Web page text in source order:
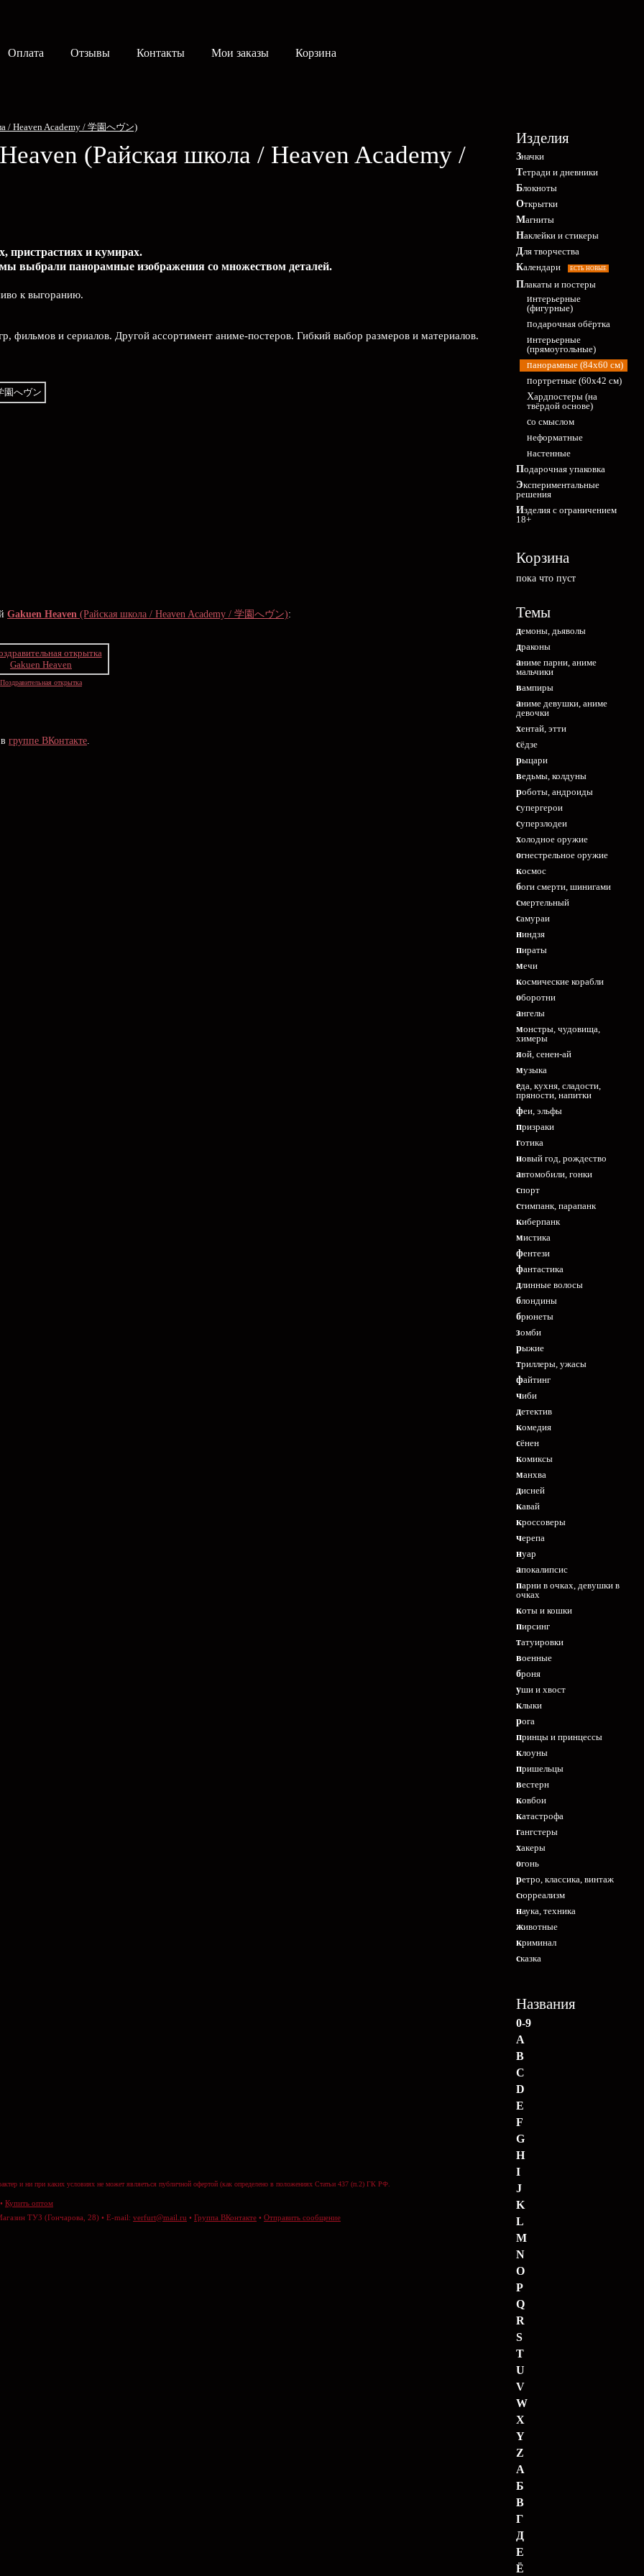
Оплата Отзывы Контакты Мои заказы Корзина
/ Heaven Academy / 学園へヴン)
(Райская школа / Heaven Academy /
пристрастиях и кумирах.
выбрали панорамные изображения со множеством деталей.
к выгоранию.
фильмов и сериалов. Другой ассортимент аниме-постеров. Гибкий выбор размеров и материалов.
Gakuen Heaven (Райская школа / Heaven Academy / 学園へヴン):
Поздравительная открытка
группе ВКонтакте.
Изделия
Значки
Тетради и дневники
Блокноты
Открытки
Магниты
Наклейки и стикеры
Для творчества
Календари
ЕСТЬ НОВЫЕ
Плакаты и постеры
интерьерные
(фигурные)
подарочная обёртка
интерьерные
(прямоугольные)
панорамные (84х60 см)
портретные (60х42 см)
Хардпостеры (на
твёрдой основе)
со смыслом
неформатные
настенные
Подарочная упаковка
Экспериментальные
решения
Изделия с ограничением
18+
Корзина
пока что пуст
Темы
демоны, дьяволы
драконы
аниме парни, аниме
мальчики
вампиры
аниме девушки, аниме
девочки
хентай, этти
сёдзе
рыцари
ведьмы, колдуны
роботы, андроиды
супергерои
суперзлодеи
холодное оружие
огнестрельное оружие
космос
боги смерти, шинигами
смертельный
самураи
ниндзя
пираты
мечи
космические корабли
оборотни
ангелы
монстры, чудовища,
химеры
яой, сенен-ай
музыка
еда, кухня, сладости,
пряности, напитки
феи, эльфы
призраки
готика
новый год, рождество
автомобили, гонки
спорт
стимпанк, парапанк
киберпанк
мистика
фентези
фантастика
длинные волосы
блондины
брюнеты
зомби
рыжие
триллеры, ужасы
файтинг
чиби
детектив
комедия
сёнен
комиксы
манхва
дисней
кавай
кроссоверы
черепа
нуар
апокалипсис
парни в очках, девушки в
очках
коты и кошки
пирсинг
татуировки
военные
броня
уши и хвост
клыки
рога
принцы и принцессы
клоуны
пришельцы
вестерн
ковбои
катастрофа
гангстеры
хакеры
огонь
ретро, классика, винтаж
сюрреализм
наука, техника
животные
криминал
сказка
Названия
0-9
A
B
C
D
E
F
G
H
I
J
K
L
M
N
O
P
Q
R
S
T
U
V
W
X
Y
Z
А
Б
В
Г
Д
Е
Ё
и ни при каких условиях не может являеться публичной офертой (как определено в положениях Статьи 437 (п.2) ГК РФ.
• Купить оптом
ТУЗ (Гончарова, 28) • E-mail: verfurt@mail.ru • Группа ВКонтакте • Отправить сообщение